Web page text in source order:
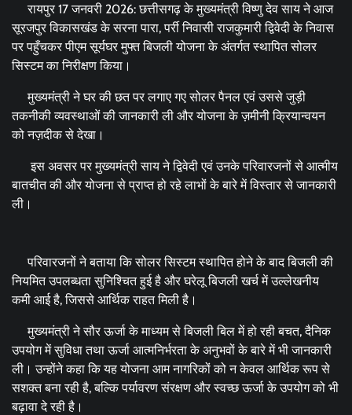
रायपुर 17 जनवरी 2026: छत्तीसगढ़ के मुख्यमंत्री विष्णु देव साय ने आज
सूरजपुर विकासखंड के सरना पारा, पर्री निवासी राजकुमारी द्विवेदी के निवास
पर पहुँचकर पीएम सूर्यघर मुफ्त बिजली योजना के अंतर्गत स्थापित सोलर
सिस्टम का निरीक्षण किया।
मुख्यमंत्री ने घर की छत पर लगाए गए सोलर पैनल एवं उससे जुड़ी
तकनीकी व्यवस्थाओं की जानकारी ली और योजना के ज़मीनी क्रियान्वयन
को नज़दीक से देखा।
इस अवसर पर मुख्यमंत्री साय ने द्विवेदी एवं उनके परिवारजनों से आत्मीय
बातचीत की और योजना से प्राप्त हो रहे लाभों के बारे में विस्तार से जानकारी
ली।
परिवारजनों ने बताया कि सोलर सिस्टम स्थापित होने के बाद बिजली की
नियमित उपलब्धता सुनिश्चित हुई है और घरेलू बिजली खर्च में उल्लेखनीय
कमी आई है, जिससे आर्थिक राहत मिली है।
मुख्यमंत्री ने सौर ऊर्जा के माध्यम से बिजली बिल में हो रही बचत, दैनिक
उपयोग में सुविधा तथा ऊर्जा आत्मनिर्भरता के अनुभवों के बारे में भी जानकारी
ली। उन्होंने कहा कि यह योजना आम नागरिकों को न केवल आर्थिक रूप से
सशक्त बना रही है, बल्कि पर्यावरण संरक्षण और स्वच्छ ऊर्जा के उपयोग को भी
बढ़ावा दे रही है।